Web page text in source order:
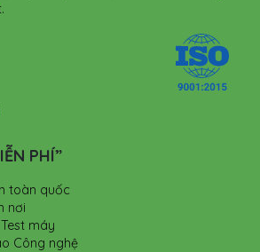
PHÍ”
toàn quốc
nơi
máy
Công nghệ